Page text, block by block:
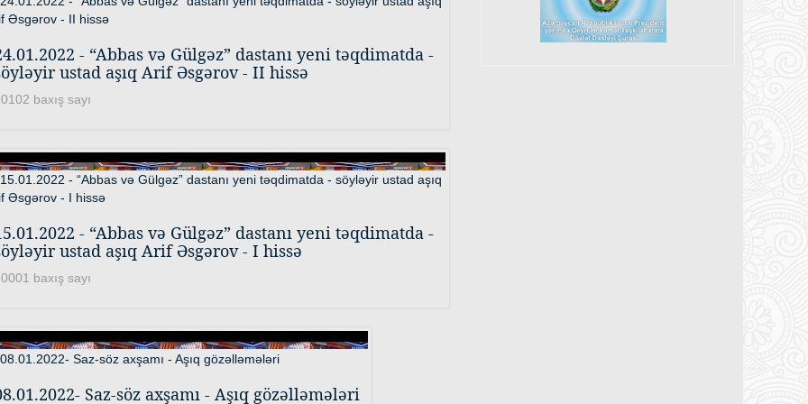
- “Abbas və Gülgəz” dastanı yeni təqdimatda -
ustad aşıq Arif Əsgərov - II hissə
baxış sayı
- “Abbas və Gülgəz” dastanı yeni təqdimatda -
ustad aşıq Arif Əsgərov - I hissə
baxış sayı
Saz-söz axşamı - Aşıq gözəlləmələri